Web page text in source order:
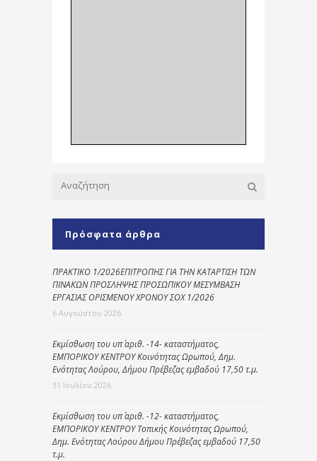
Πρόσφατα άρθρα
ΠΡΑΚΤΙΚΟ 1/2026ΕΠΙΤΡΟΠΗΣ ΓΙΑ ΤΗΝ ΚΑΤΑΡΤΙΣΗ ΤΩΝ
ΠΙΝΑΚΩΝ ΠΡΟΣΛΗΨΗΣ ΠΡΟΣΩΠΙΚΟΥ ΜΕΣΥΜΒΑΣΗ
ΕΡΓΑΣΙΑΣ ΟΡΙΣΜΕΝΟΥ ΧΡΟΝΟΥ ΣΟΧ 1/2026
6 Αυγούστου 2026
Εκμίσθωση του υπ΄ αριθ. -14- καταστήματος,
ΕΜΠΟΡΙΚΟΥ ΚΕΝΤΡΟΥ Κοινότητας Ωρωπού, Δημ.
Ενότητας Λούρου, Δήμου Πρέβεζας εμβαδού 17,50 τ.μ.
31 Ιουλίου 2026
Εκμίσθωση του υπ΄ αριθ. -12- καταστήματος,
ΕΜΠΟΡΙΚΟΥ ΚΕΝΤΡΟΥ Τοπικής Κοινότητας Ωρωπού,
Δημ. Ενότητας Λούρου Δήμου Πρέβεζας εμβαδού 17,50
τ.μ.